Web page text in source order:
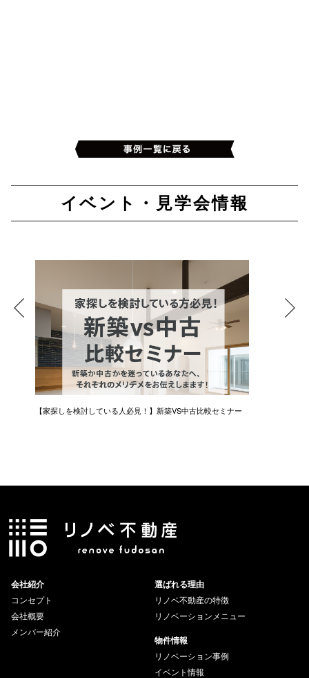
イベント・見学会情報
【家探しを検討している人必見！】新築VS中古比較セミナー
会社紹介
コンセプト
会社概要
メンバー紹介
選ばれる理由
リノベ不動産の特徴
リノベーションメニュー
物件情報
リノベーション事例
イベント情報